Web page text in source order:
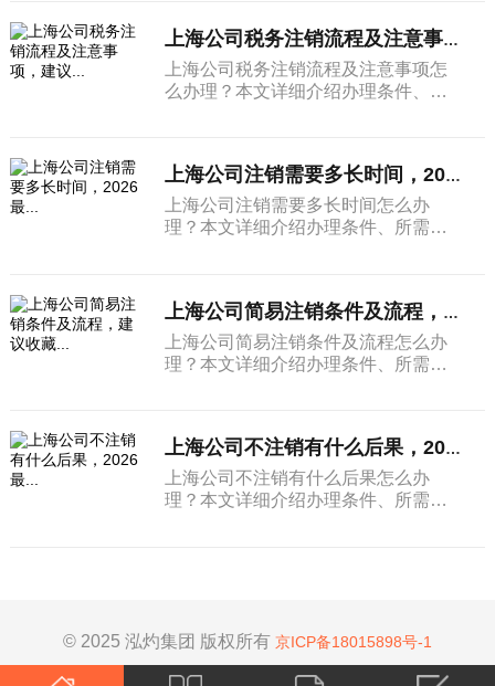
上海公司税务注销流程及注意事项，建议...
上海公司税务注销流程及注意事项怎
么办理？本文详细介绍办理条件、所
上海公司注销需要多长时间，2026最...
上海公司注销需要多长时间怎么办
理？本文详细介绍办理条件、所需材
上海公司简易注销条件及流程，建议收藏...
上海公司简易注销条件及流程怎么办
理？本文详细介绍办理条件、所需材
上海公司不注销有什么后果，2026最...
上海公司不注销有什么后果怎么办
理？本文详细介绍办理条件、所需材
© 2025 泓灼集团 版权所有 京ICP备18015898号-1